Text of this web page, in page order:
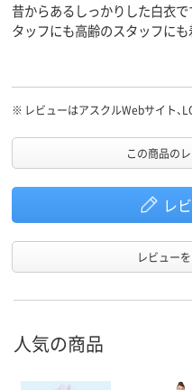
昔からあるしっかりした白衣
タッフにも高齢のスタッフに
じゃぶじゃぶ洗うのですが、
※ レビューはアスクルWebサイト、
この商品の
レ
レビュー
人気の商品